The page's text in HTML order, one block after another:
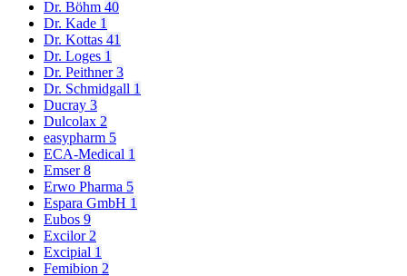
Dr. Böhm 40
Dr. Kade 1
Dr. Kottas 41
Dr. Loges 1
Dr. Peithner3
Dr. Schmidgall 1
Ducray 3
Dulcolax 2
easypharm 5
ECA-Medical 1
Emser8
Erwo Pharma 5
Espara GmbH 1
Eubos 9
Excilor 2
Excipial 1
Femibion 2